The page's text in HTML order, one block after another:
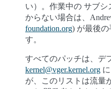
い）。作業中の サブ
からない場合は、
foundation.org) が最後
す。
すべてのパッチは、デ
kernel@vger.kernel.org
が、このリストは流量